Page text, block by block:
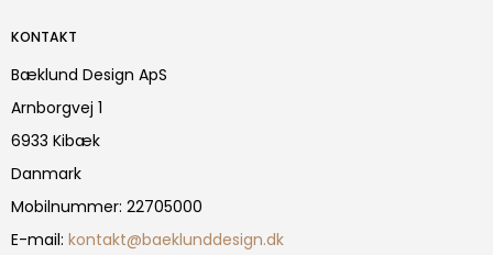
KONTAKT
Bæklund Design ApS
Arnborgvej 1
6933 Kibæk
Danmark
Mobilnummer: 22705000
E-mail: kontakt@baeklunddesign.dk